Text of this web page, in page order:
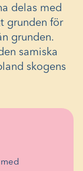
delas med
grunden för
grunden.
samiska
skogens